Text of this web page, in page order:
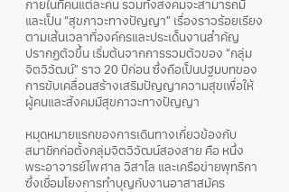
ภายในที่คนแต่ละคน รวมทั้งสังคมจะสามารถมี
และเป็น “สุขภาวะทางปัญญา” เรื่องราวร้อยเรียง
ตามเส้นเวลาที่องค์กรและประเด็นงานสำคัญ
ปรากฏตัวขึ้น เริ่มต้นจากการรวมตัวของ “กลุ่ม
จิตวิวัฒน์” ราว 20 ปีก่อน ซึ่งถือเป็นปฐมบทของ
การขับเคลื่อนสร้างเสริมปัญญาความสุขเพื่อให้
ผู้คนและสังคมมีสุขภาวะทางปัญญา
หมุดหมายแรกของการเดินทางเกี่ยวข้องกับ
สมาชิกก่อตั้งกลุ่มจิตวิวัฒน์สองสาย คือ หนึ่ง
พระอาจารย์ไพศาล วิสาโล และเครือข่ายพุทธิกา
ซึ่งเชื่อมโยงการทำบุญกับงานอาสาสมัคร